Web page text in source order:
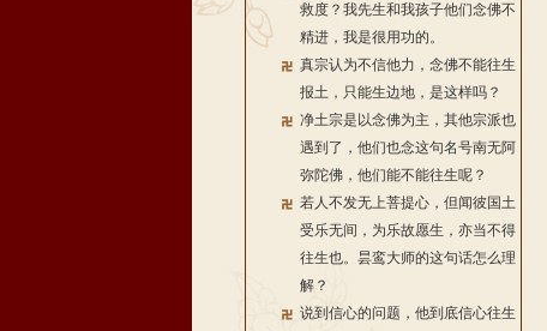
救度？我先生和我孩子他们念佛不
精进，我是很用功的。
真宗认为不信他力，念佛不能往生
报土，只能生边地，是这样吗？
净土宗是以念佛为主，其他宗派也
遇到了，他们也念这句名号南无阿
弥陀佛，他们能不能往生呢？
若人不发无上菩提心，但闻彼国土
受乐无间，为乐故愿生，亦当不得
往生也。昙鸾大师的这句话怎么理
解？
说到信心的问题，他到底信心往生